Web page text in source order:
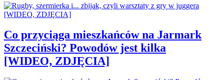
Co przyciąga mieszkańców na Jarmark
Szczeciński? Powodów jest kilka
[WIDEO, ZDJĘCIA]